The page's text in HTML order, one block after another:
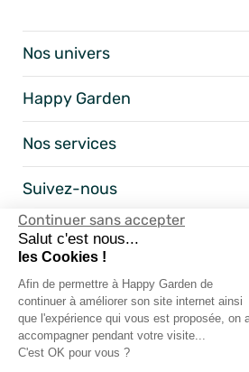
Continuer sans accepter
Salut c'est nous...
les Cookies !
Afin de permettre à Happy Garden de
continuer à améliorer son site internet ainsi
que l'expérience qui vous est proposée, on
accompagner pendant votre visite...
C'est OK pour vous ?
Nos univers
Happy Garden
Nos services
Suivez-nous